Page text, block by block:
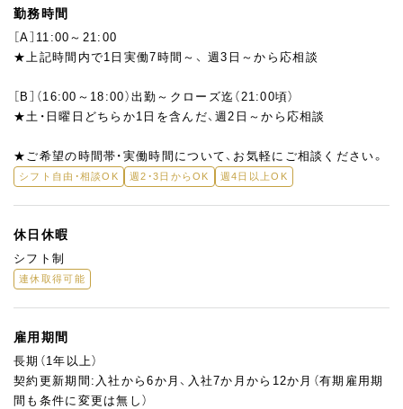
勤務時間
［A］11:00～21:00
★上記時間内で1日実働7時間～、 週3日～から応相談
［B］（16:00～18:00）出勤～クローズ迄（21:00頃）
★土・日曜日どちらか1日を含んだ、週2日～から応相談
★ご希望の時間帯・実働時間について、お気軽にご相談ください。
シフト自由・相談OK 週2・3日からOK 週4日以上OK
休日休暇
シフト制
連休取得可能
雇用期間
長期（1年以上）
契約更新期間:入社から6か月、入社7か月から12か月（有期雇用期
間も条件に変更は無し）